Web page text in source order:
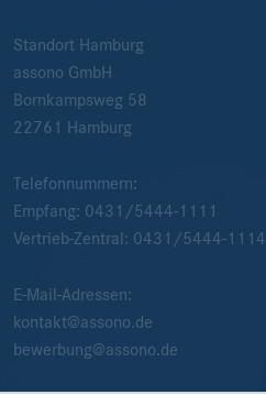
Standort Hamburg
assono GmbH
Bornkampsweg 58
22761
Hamburg
Telefonnummern:
Empfang: 0431/5444-1111
Vertrieb-Zentral: 0431/5444-1114
E-Mail-Adressen:
kontakt@assono.de
bewerbung@assono.de